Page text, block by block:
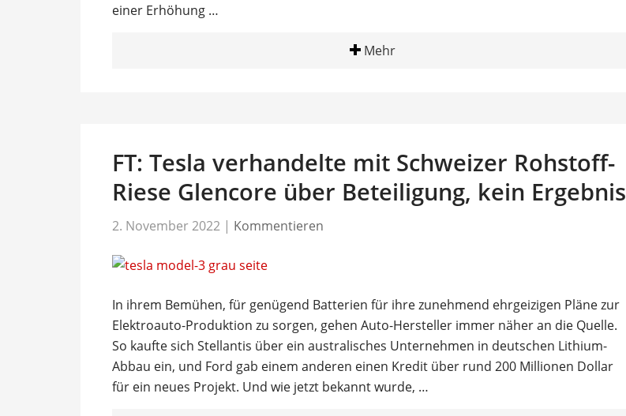
einer Erhöhung …
Mehr
FT: Tesla verhandelte mit Schweizer Rohstoff-
Riese Glencore über Beteiligung, kein Ergebnis
2. November 2022 | Kommentieren
In ihrem Bemühen, für genügend Batterien für ihre zunehmend ehrgeizigen Pläne zur
Elektroauto-Produktion zu sorgen, gehen Auto-Hersteller immer näher an die Quelle.
So kaufte sich Stellantis über ein australisches Unternehmen in deutschen Lithium-
Abbau ein, und Ford gab einem anderen einen Kredit über rund 200 Millionen Dollar
für ein neues Projekt. Und wie jetzt bekannt wurde, …